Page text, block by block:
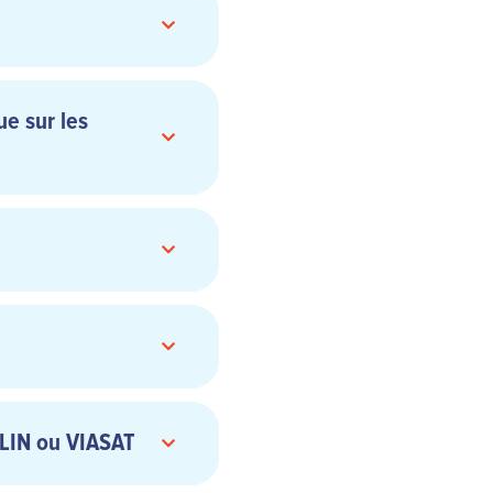
diffamatoires ou
la structure de
ce soit ;
des marques
sans avoir
sur les
ou VIASAT